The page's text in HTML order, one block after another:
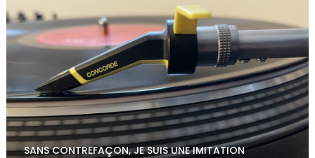
SANS CONTREFAÇON, JE SUIS UNE IMITATION